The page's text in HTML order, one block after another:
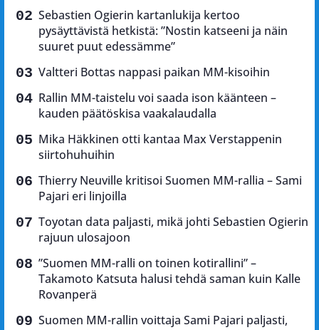
Sebastien Ogierin kartanlukija kertoo
pysäyttävistä hetkistä: ”Nostin katseeni ja näin
suuret puut edessämme”
Valtteri Bottas nappasi paikan MM-kisoihin
Rallin MM-taistelu voi saada ison käänteen –
kauden päätöskisa vaakalaudalla
Mika Häkkinen otti kantaa Max Verstappenin
siirtohuhuihin
Thierry Neuville kritisoi Suomen MM-rallia – Sami
Pajari eri linjoilla
Toyotan data paljasti, mikä johti Sebastien Ogierin
rajuun ulosajoon
”Suomen MM-ralli on toinen kotirallini” –
Takamoto Katsuta halusi tehdä saman kuin Kalle
Rovanperä
Suomen MM-rallin voittaja Sami Pajari paljasti,